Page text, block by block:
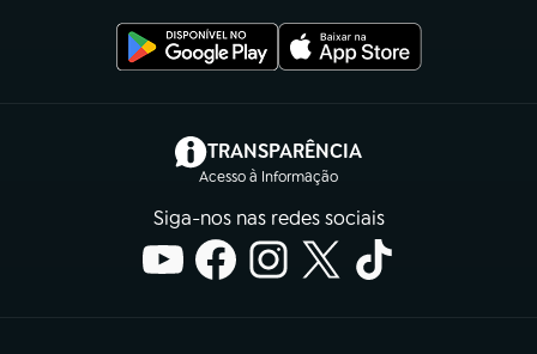
TRANSPARÊNCIA
Acesso à Informação
(abre em nova aba)
Siga-nos nas redes sociais